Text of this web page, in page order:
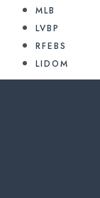
MLB
LVBP
RFEBS
LIDOM